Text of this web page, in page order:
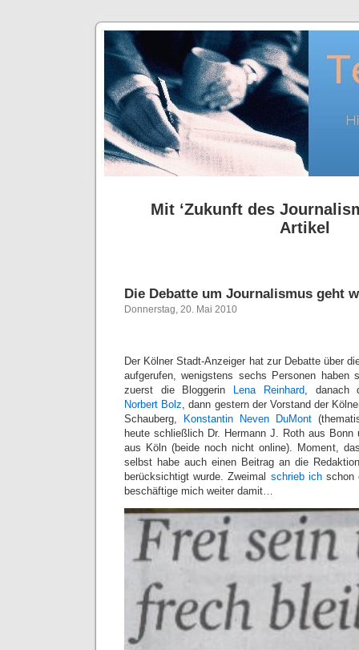
Mit ‘Zukunft des
Artikel
Die Debatte um Journalismus geht
Donnerstag, 20. Mai 2010
Der Kölner Stadt-Anzeiger hat zur Debatte über
aufgerufen, wenigstens sechs Personen haben
zuerst die Bloggerin
Lena Reinhard, danach
Norbert Bolz, dann gestern der Vorstand der
Schauberg,
Konstantin Neven DuMont
heute schließlich Dr. Hermann J. Roth aus Bonn
aus Köln (beide noch nicht online). Moment,
selbst habe auch einen Beitrag an die
berücksichtigt wurde. Zweimal schrieb ichschon
beschäftige mich weiter damit…